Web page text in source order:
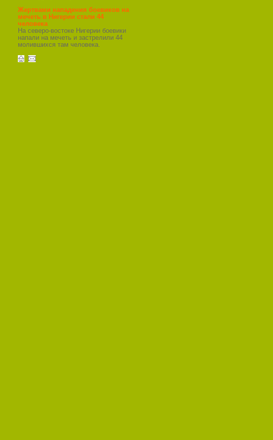
Жертвами нападения боевиков на
мечеть в Нигерии стали 44
человека
На северо-востоке Нигерии боевики
напали на мечеть и застрелили 44
молившихся там человека.